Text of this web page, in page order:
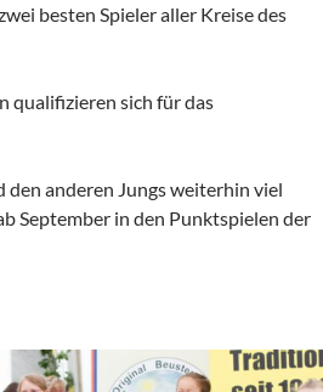
besten Spieler aller Kreise des
qualifizieren sich für das
den anderen Jungs weiterhin viel
September in den Punktspielen der